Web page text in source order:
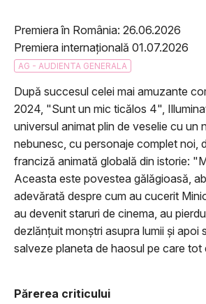
Premiera în România: 26.06.2026
Premiera internațională 01.07.2026
AG - AUDIENTA GENERALA
După succesul celei mai amuzante
2024, "Sunt un mic ticălos 4",
universul animat plin de veselie cu un
nebunesc, cu personaje complet noi,
franciză animată globală din istorie:
Aceasta este povestea gălăgioasă,
adevărată despre cum au cucerit
au devenit staruri de cinema, au
dezlănțuit monștri asupra lumii și apoi
salveze planeta de haosul pe care tot
Părerea criticului